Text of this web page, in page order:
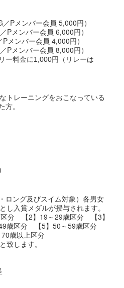
Pメンバー会員 5,000円）
Pメンバー会員 6,000円）
メンバー会員 4,000円）
Pメンバー会員 8,000円）
ー料金に1,000円（リレーは
トレーニングをおこなっている
。
ロング及びスイム対象）各男女
し入賞メダルが授与されます。
分 【2】19～29歳区分 【3】
歳区分 【5】50～59歳区分
歳以上区分
致します。